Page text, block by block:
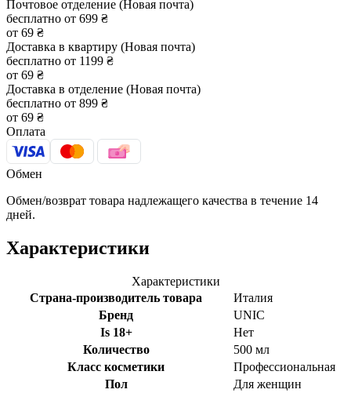
Почтовое отделение (Новая почта)
бесплатно от 699 ₴
от 69 ₴
Доставка в квартиру (Новая почта)
бесплатно от 1199 ₴
от 69 ₴
Доставка в отделение (Новая почта)
бесплатно от 899 ₴
от 69 ₴
Оплата
Обмен
Обмен/возврат товара надлежащего качества в течение 14
дней.
Характеристики
Характеристики
Страна-производитель товара
Италия
Бренд
UNIC
Is 18+
Нет
Количество
500 мл
Класс косметики
Профессиональная
Пол
Для женщин